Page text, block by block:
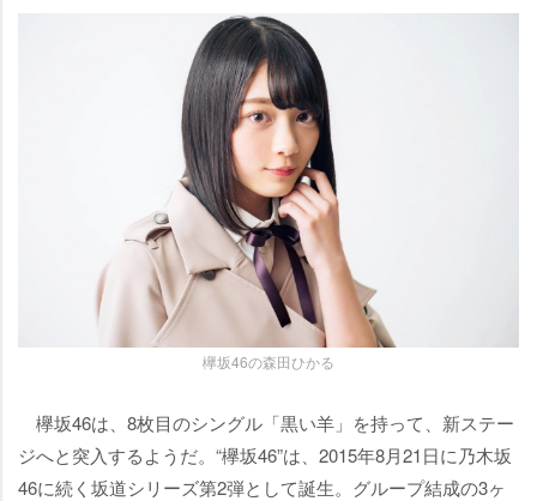
欅坂46の森田ひかる
欅坂46は、8枚目のシングル「黒い羊」を持って、新ステー
ジへと突入するようだ。“欅坂46”は、2015年8月21日に乃木坂
46に続く坂道シリーズ第2弾として誕生。グループ結成の3ヶ